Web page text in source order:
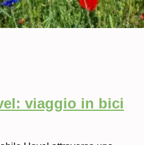
viaggio in bici